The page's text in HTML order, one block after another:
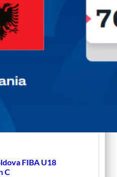
FIBA U18
C